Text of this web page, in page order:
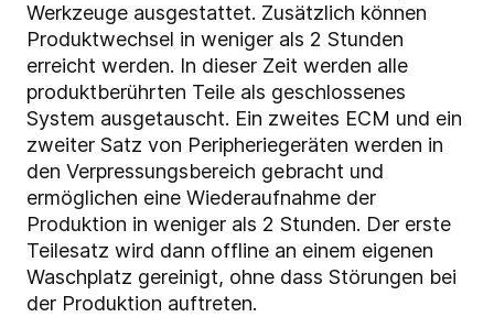
Werkzeuge ausgestattet. Zusätzlich können
Produktwechsel in weniger als 2 Stunden
erreicht werden. In dieser Zeit werden alle
produktberührten Teile als geschlossenes
System ausgetauscht. Ein zweites ECM und ein
zweiter Satz von Peripheriegeräten werden in
den Verpressungsbereich gebracht und
ermöglichen eine Wiederaufnahme der
Produktion in weniger als 2 Stunden. Der erste
Teilesatz wird dann offline an einem eigenen
Waschplatz gereinigt, ohne dass Störungen bei
der Produktion auftreten.